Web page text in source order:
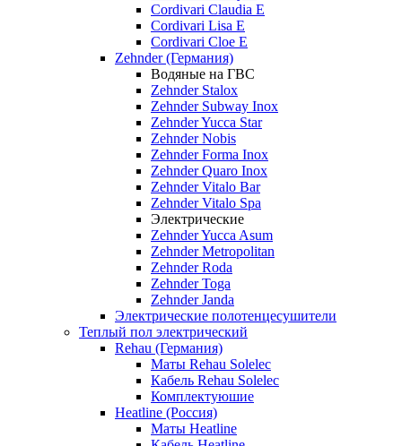
Cordivari Claudia E
Cordivari Lisa E
Cordivari Cloe E
Zehnder (Германия)
Водяные на ГВС
Zehnder Stalox
Zehnder Subway Inox
Zehnder Yucca Star
Zehnder Nobis
Zehnder Forma Inox
Zehnder Quaro Inox
Zehnder Vitalo Bar
Zehnder Vitalo Spa
Электрические
Zehnder Yucca Asum
Zehnder Metropolitan
Zehnder Roda
Zehnder Toga
Zehnder Janda
Электрические полотенцесушители
Теплый пол электрический
Rehau (Германия)
Маты Rehau Solelec
Кабель Rehau Solelec
Комплектуюшие
Heatline (Россия)
Маты Heatline